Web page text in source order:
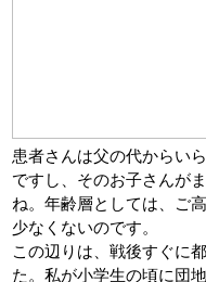
患者さんは父の代からい
ですし、そのお子さんが
ね。年齢層としては、ご
少なくないのです。
この辺りは、戦後すぐに
た。私が小学生の頃に団